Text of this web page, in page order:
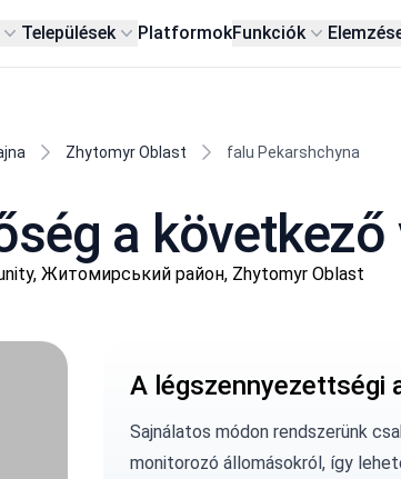
Települések PlatformokFunkciók
Zhytomyr Oblast falu Pekarshchyna
a
Житомирський район, Zhytomyr Oblast
A légszennyezettségi
Sajnálatos módon rendszerünk
monitorozó állomásokról, így